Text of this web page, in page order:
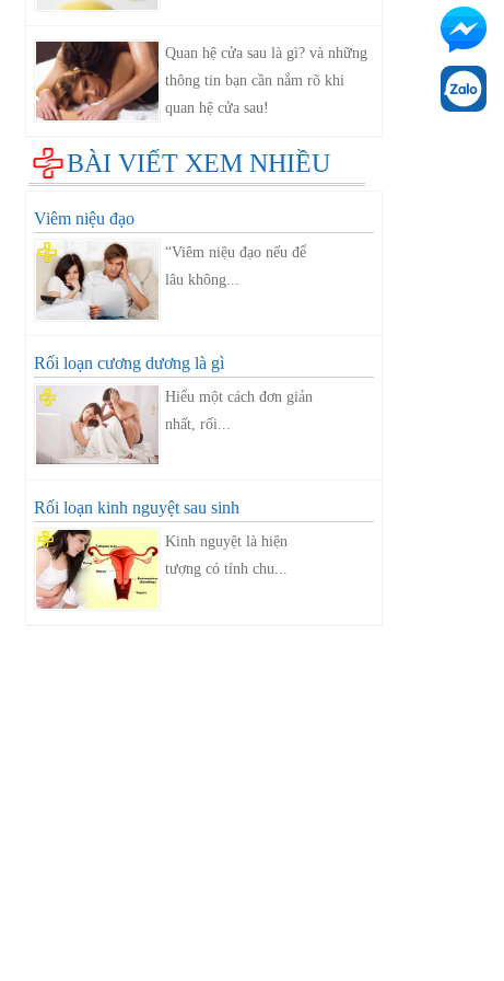
Quan hệ cửa sau là gì? và những
thông tin bạn cần nắm rõ khi
quan hệ cửa sau!
BÀI VIẾT XEM NHIỀU
Viêm niệu đạo
“Viêm niệu đạo nếu để
lâu không...
Rối loạn cương dương là gì
Hiểu một cách đơn giản
nhất, rối...
Rối loạn kinh nguyệt sau sinh
Kinh nguyệt là hiện
tượng có tính chu...